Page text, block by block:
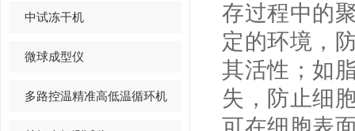
中试冻干机
微球成型仪
多路控温精准高低温循环机
存过程中的
定的环境，
其活性；如
失，防止细